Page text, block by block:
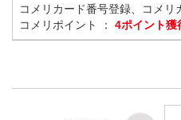
コメリカード番号登録、コメリ
コメリポイント ： 4ポイント獲